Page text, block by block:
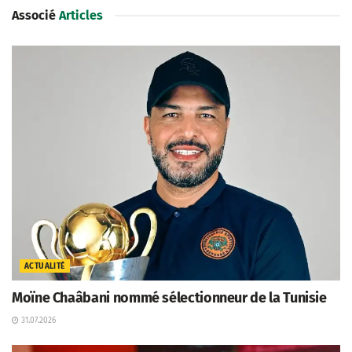
Associé Articles
ACTUALITÉ
Moïne Chaâbani nommé sélectionneur de la Tunisie
31.07.2026